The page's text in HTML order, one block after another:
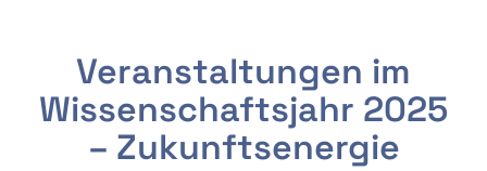
Veranstaltungen im
Wissenschaftsjahr 2025
– Zukunftsenergie